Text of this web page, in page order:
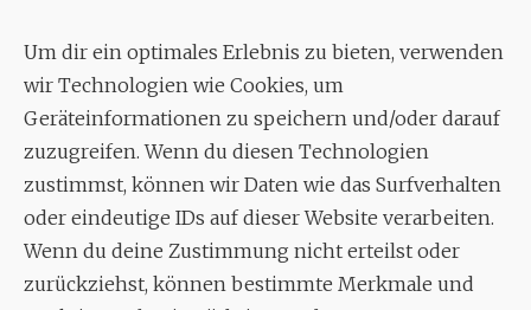
Um dir ein optimales Erlebnis zu bieten, verwenden
wir Technologien wie Cookies, um
Geräteinformationen zu speichern und/oder darauf
zuzugreifen. Wenn du diesen Technologien
zustimmst, können wir Daten wie das Surfverhalten
oder eindeutige IDs auf dieser Website verarbeiten.
Wenn du deine Zustimmung nicht erteilst oder
zurückziehst, können bestimmte Merkmale und
Aixheimer Str. 18
70619 Stuttgart
MUSIK
Musikalischer Leiter:
Enrico Trummer
Tel.+49 (0)177 / 34 23 57 1